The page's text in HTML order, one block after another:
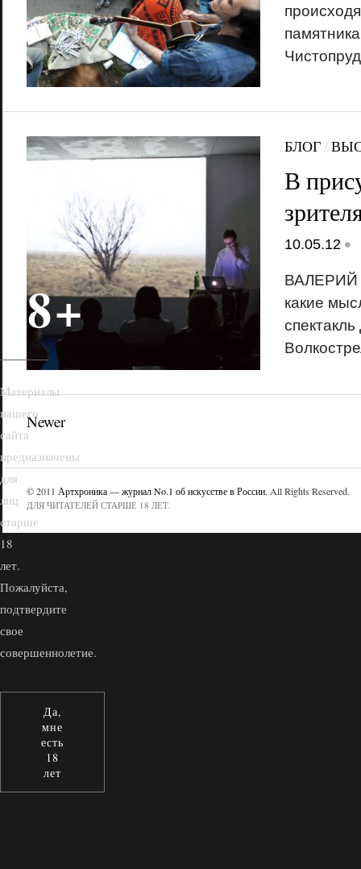
БЛОГ/
В
10.05.12 •
ВАЛЕРИЙ
какие
Newer
© 2011 Артхроника — журнал No.1 об искусстве в России. All Rights Reserved.
ДЛЯ ЧИТАТЕЛЕЙ СТАРШЕ 18 ЛЕТ.
18+
Материалы
нашего
сайта
предназначены
для
лиц
старше
18
лет.
Пожалуйста,
подтвердите
свое
совершеннолетие.
Да,
мне
есть
18
лет